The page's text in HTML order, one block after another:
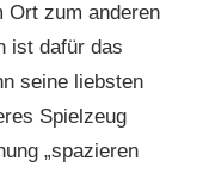
Ort zum anderen
ist dafür das
seine liebsten
Spielzeug
„spazieren